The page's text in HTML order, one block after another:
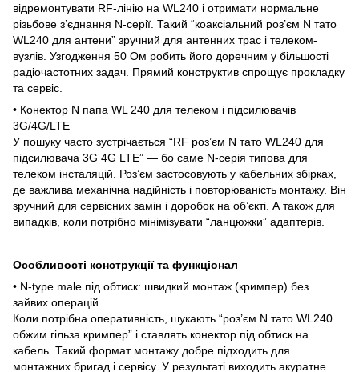
відремонтувати RF-лінію на WL240 і отримати нормальне
різьбове з’єднання N-серії. Такий “коаксіальний роз’єм N тато
WL240 для антени” зручний для антенних трас і телеком-
вузлів. Узгодження 50 Ом робить його доречним у більшості
радіочастотних задач. Прямий конструктив спрощує прокладку
та сервіс.
• Конектор N папа WL 240 для телеком і підсилювачів
3G/4G/LTE
У пошуку часто зустрічається “RF роз’єм N тато WL240 для
підсилювача 3G 4G LTE” — бо саме N-серія типова для
телеком інсталяцій. Роз’єм застосовують у кабельних збірках,
де важлива механічна надійність і повторюваність монтажу. Він
зручний для сервісних замін і доробок на об’єкті. А також для
випадків, коли потрібно мінімізувати “ланцюжки” адаптерів.
Особливості конструкції та функціонал
• N-type male під обтиск: швидкий монтаж (кримпер) без
зайвих операцій
Коли потрібна оперативність, шукають “роз’єм N тато WL240
обжим гільза кримпер” і ставлять конектор під обтиск на
кабель. Такий формат монтажу добре підходить для
монтажних бригад і сервісу. У результаті виходить акуратне